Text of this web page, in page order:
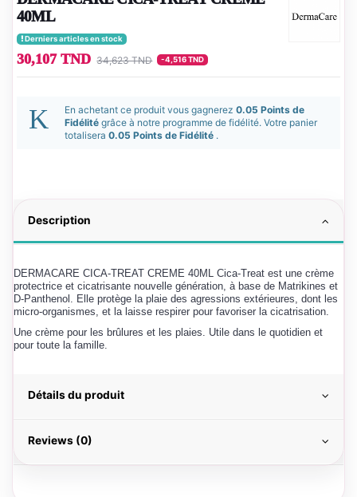
40ML
Derniers articles en stock
30,107 TND 34,623 TND -4,516 TND
En achetant ce produit vous gagnerez 0.05 Points de
Fidélité grâce à notre programme de fidélité. Votre panier
totalisera 0.05 Points de Fidélité .
Description
DERMACARE CICA-TREAT CREME 40ML Cica-Treat est une crème
protectrice et cicatrisante nouvelle génération, à base de Matrikines et
D-Panthenol. Elle protège la plaie des agressions extérieures, dont les
micro-organismes, et la laisse respirer pour favoriser la cicatrisation.
Une crème pour les brûlures et les plaies. Utile dans le quotidien et
pour toute la famille.
Détails du produit
Reviews (0)